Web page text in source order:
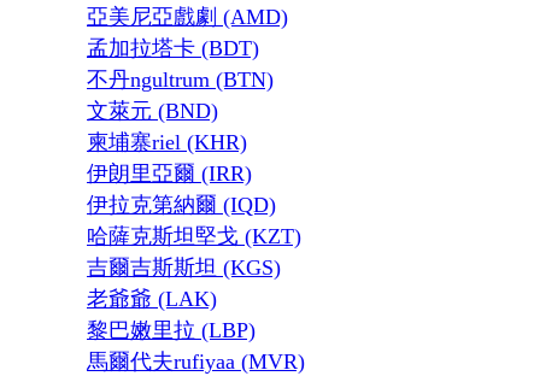
亞美尼亞戲劇 (AMD)
孟加拉塔卡 (BDT)
不丹ngultrum (BTN)
文萊元 (BND)
柬埔寨riel (KHR)
伊朗里亞爾 (IRR)
伊拉克第納爾 (IQD)
哈薩克斯坦堅戈 (KZT)
吉爾吉斯斯坦 (KGS)
老爺爺 (LAK)
黎巴嫩里拉 (LBP)
馬爾代夫rufiyaa (MVR)